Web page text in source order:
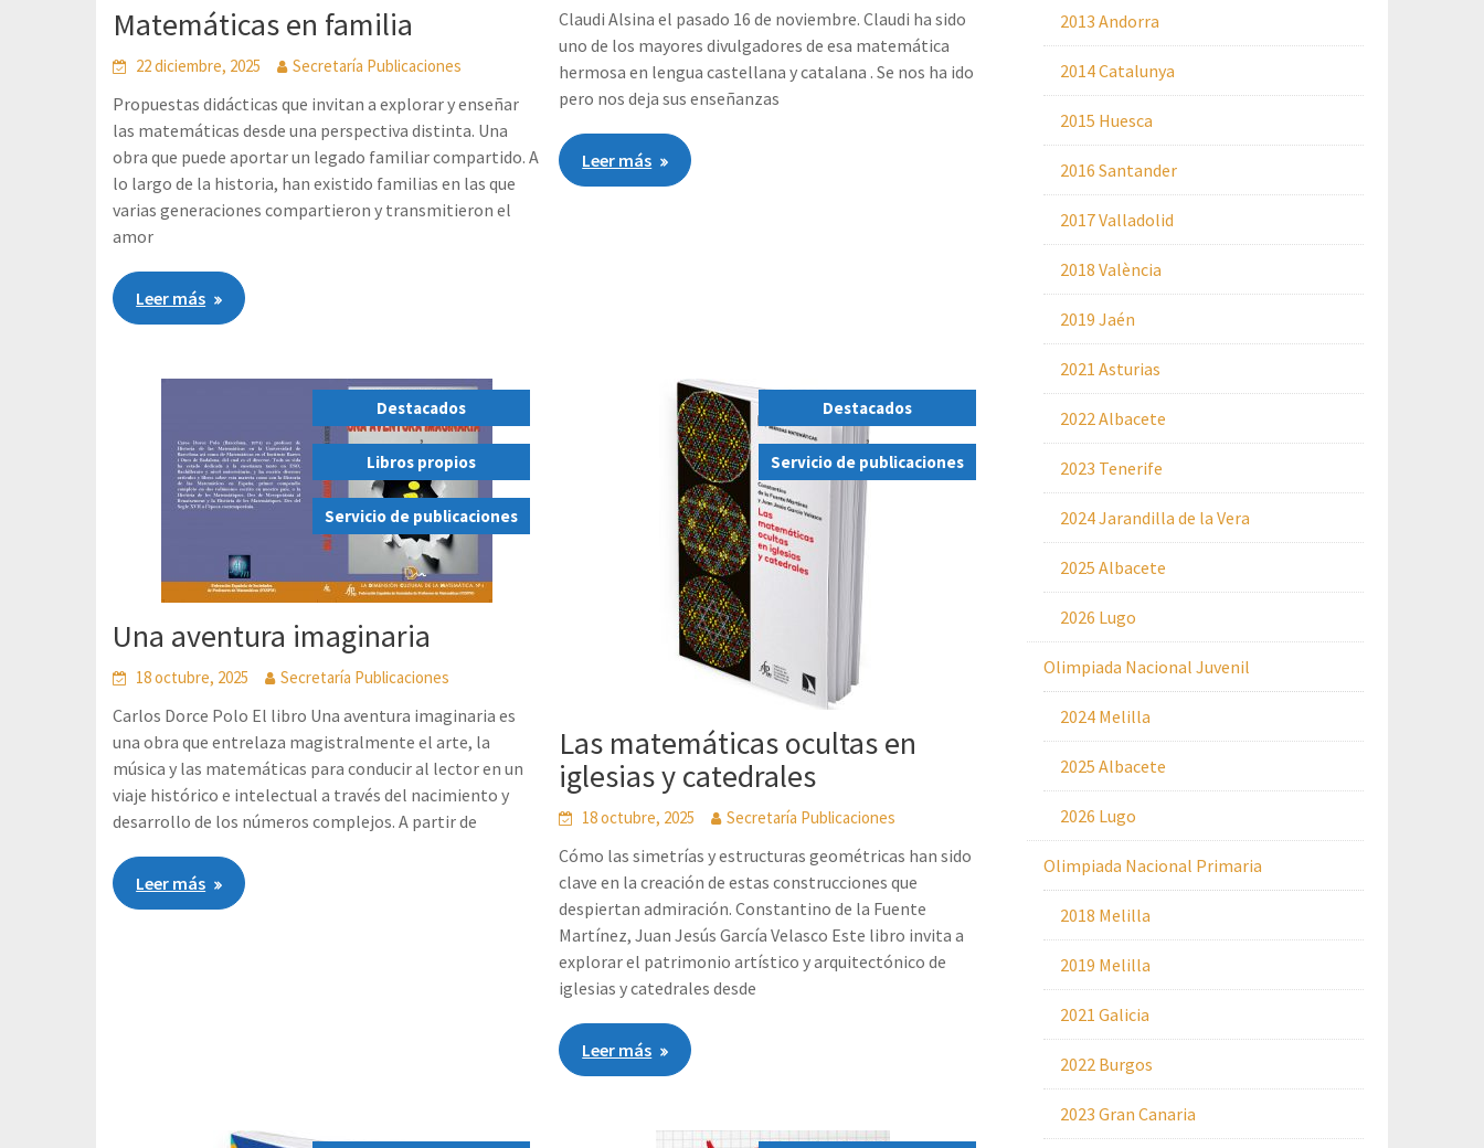
Matemáticas en familia
22 diciembre, 2025 Secretaría Publicaciones
Propuestas didácticas que invitan a explorar y enseñar
las matemáticas desde una perspectiva distinta. Una
obra que puede aportar un legado familiar compartido. A
lo largo de la historia, han existido familias en las que
varias generaciones compartieron y transmitieron el
amor
Leer más
Claudi Alsina el pasado 16 de noviembre. Claudi ha sido
uno de los mayores divulgadores de esa matemática
hermosa en lengua castellana y catalana . Se nos ha ido
pero nos deja sus enseñanzas
Leer más
Destacados
,
Libros propios
,
Servicio de publicaciones
Una aventura imaginaria
18 octubre, 2025 Secretaría Publicaciones
Carlos Dorce Polo El libro Una aventura imaginaria es
una obra que entrelaza magistralmente el arte, la
música y las matemáticas para conducir al lector en un
viaje histórico e intelectual a través del nacimiento y
desarrollo de los números complejos. A partir de
Leer más
Destacados
,
Servicio de publicaciones
Las matemáticas ocultas en
iglesias y catedrales
18 octubre, 2025 Secretaría Publicaciones
Cómo las simetrías y estructuras geométricas han sido
clave en la creación de estas construcciones que
despiertan admiración. Constantino de la Fuente
Martínez, Juan Jesús García Velasco Este libro invita a
explorar el patrimonio artístico y arquitectónico de
iglesias y catedrales desde
Leer más
2013 Andorra
2014 Catalunya
2015 Huesca
2016 Santander
2017 Valladolid
2018 València
2019 Jaén
2021 Asturias
2022 Albacete
2023 Tenerife
2024 Jarandilla de la Vera
2025 Albacete
2026 Lugo
Olimpiada Nacional Juvenil
2024 Melilla
2025 Albacete
2026 Lugo
Olimpiada Nacional Primaria
2018 Melilla
2019 Melilla
2021 Galicia
2022 Burgos
2023 Gran Canaria